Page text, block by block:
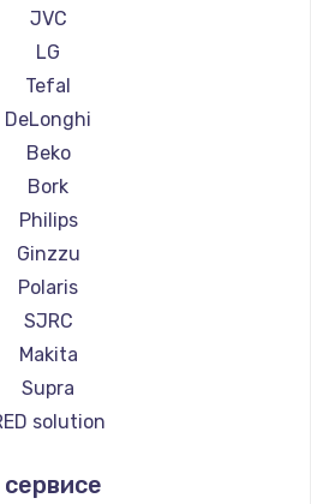
пылесосов Tuvio
пылесосов DEXP
пылесосов Haier
Pioneer
Electrolux
Grundig
пылесосов BBK
Scarlett
пылесосов Kyvol
пылесосов Eigen
пылесосов Honor
пылесосов Qyron
пылесосов Doffler
пылесосов Bosch
JVC
LG
Tefal
DeLonghi
Beko
Bork
Philips
Ginzzu
Polaris
SJRC
Makita
Supra
solution
Miele